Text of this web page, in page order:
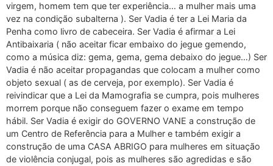
virgem, homem tem que ter experiência… a mulher mais uma
vez na condição subalterna ). Ser Vadia é ter a Lei Maria da
Penha como livro de cabeceira. Ser Vadia é afirmar a Lei
Antibaixaria ( não aceitar ficar embaixo do jegue gemendo,
como a música diz: gema, gema, gema debaixo do jegue…) Ser
Vadia é não aceitar propagandas que colocam a mulher como
objeto sexual ( as de cerveja, por exemplo). Ser Vadia é
reivindicar que a Lei da Mamografia se cumpra, pois mulheres
morrem porque não conseguem fazer o exame em tempo
hábil. Ser Vadia é exigir do GOVERNO VANE a construção de
um Centro de Referência para a Mulher e também exigir a
construção de uma CASA ABRIGO para mulheres em situação
de violência conjugal, pois as mulheres são agredidas e são